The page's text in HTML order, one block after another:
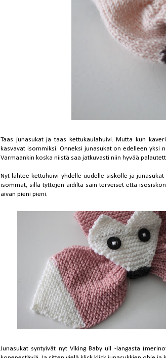
Taas junasukat ja taas kettukaulahuivi. Mutta kun
kasvavat isommiksi. Onneksi junasukat on edelleen yksi
Varmaankin koska niistä saa jatkuvasti niin hyvää
Nyt lähtee kettuhuivi yhdelle uudelle siskolle ja
isommat , sillä tyttöjen äidiltä sain terveiset että
aivan pieni pieni.
Junasukat syntyivät nyt Viking Baby ull -langasta